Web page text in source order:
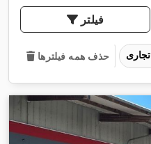
فیلتر
حذف همه فیلترها